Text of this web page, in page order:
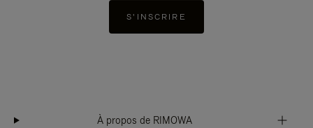
S'INSCRIRE
À propos de RIMOWA